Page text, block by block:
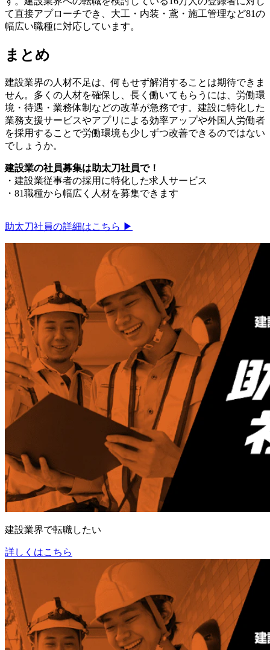
て直接アプローチでき、大工・内装・鳶・施工管理など81の
幅広い職種に対応しています。
まとめ
建設業界の人材不足は、何もせず解消することは期待できま
せん。多くの人材を確保し、長く働いてもらうには、労働環
境・待遇・業務体制などの改革が急務です。建設に特化した
業務支援サービスやアプリによる効率アップや外国人労働者
を採用することで労働環境も少しずつ改善できるのではない
でしょうか。
建設業の社員募集は助太刀社員で！
・建設業従事者の採用に特化した求人サービス
・81職種から幅広く人材を募集できます
助太刀社員の詳細はこちら ▶︎
建設業界で転職したい
詳しくはこちら